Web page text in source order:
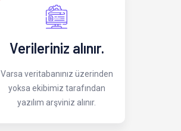
Verileriniz alınır.
Varsa veritabanınız üzerinden
yoksa ekibimiz tarafından
yazılım arşviniz alınır.